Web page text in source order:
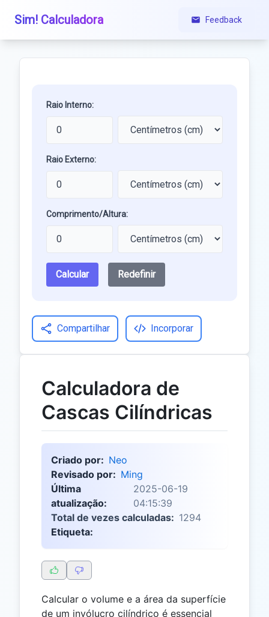
Sim! Calculadora Feedback
Raio Interno:
Raio Externo:
Comprimento/Altura:
Calcular Redefinir
Compartilhar Incorporar
Calculadora de
Cascas Cilíndricas
Criado por: Neo
Revisado por: Ming
Última
atualização:
2025-06-19
04:15:39
Total de vezes calculadas: 1294
Etiqueta:
Calcular o volume e a área da superfície
de um invólucro cilíndrico é essencial